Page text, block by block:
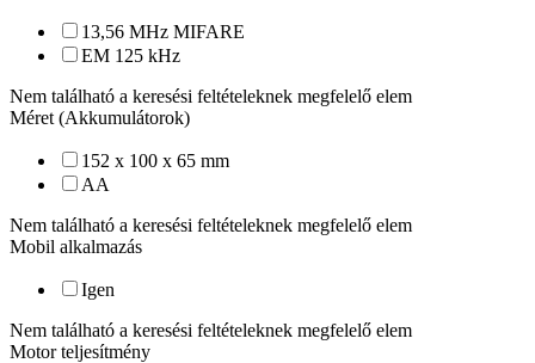
13,56 MHz MIFARE
EM 125 kHz
Nem található a keresési feltételeknek megfelelő elem
Méret (Akkumulátorok)
152 x 100 x 65 mm
AA
Nem található a keresési feltételeknek megfelelő elem
Mobil alkalmazás
Igen
Nem található a keresési feltételeknek megfelelő elem
Motor teljesítmény